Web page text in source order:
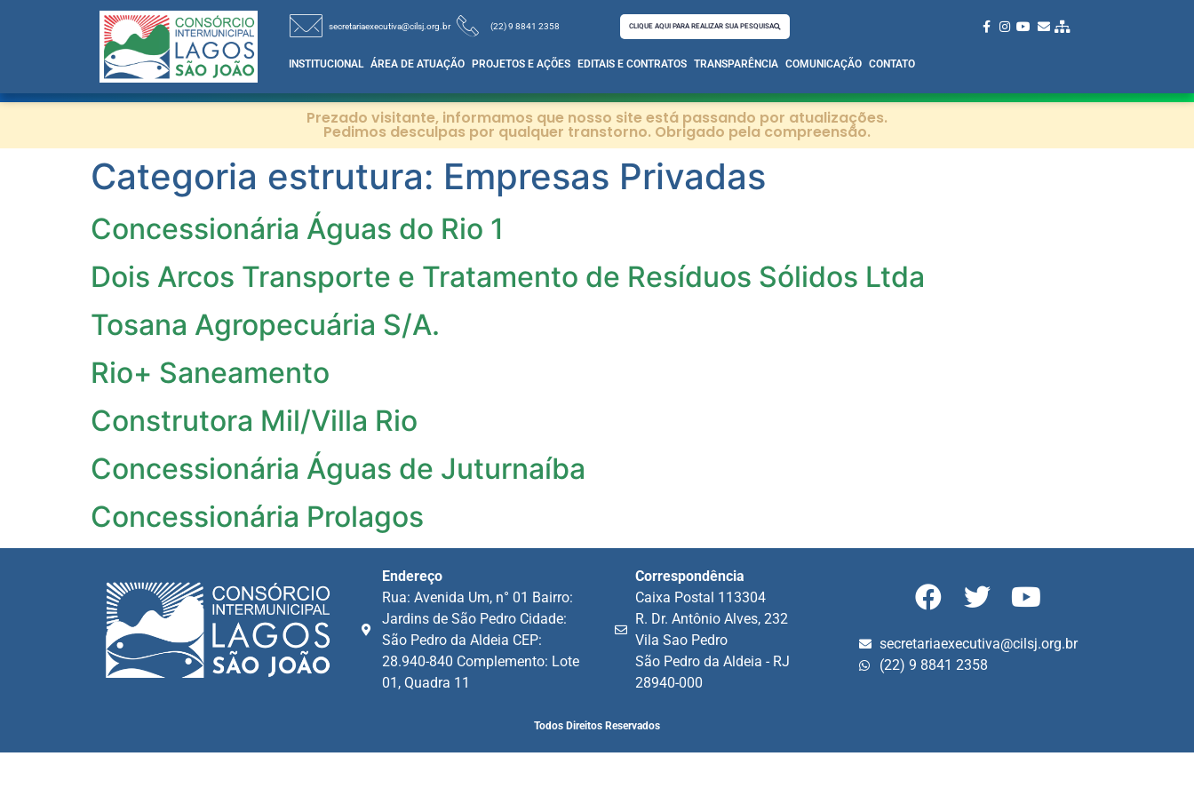
secretariaexecutiva@cilsj.org.br (22) 9 8841 2358 CLIQUE AQUI PARA REALIZAR SUA PESQUISA
INSTITUCIONAL ÁREA DE ATUAÇÃO PROJETOS E AÇÕES EDITAIS E CONTRATOS TRANSPARÊNCIA COMUNICAÇÃO CONTATO
Prezado visitante, informamos que nosso site está passando por atualizações.
Pedimos desculpas por qualquer transtorno. Obrigado pela compreensão.
Categoria estrutura: Empresas Privadas
Concessionária Águas do Rio 1
Dois Arcos Transporte e Tratamento de Resíduos Sólidos Ltda
Tosana Agropecuária S/A.
Rio+ Saneamento
Construtora Mil/Villa Rio
Concessionária Águas de Juturnaíba
Concessionária Prolagos
Endereço
Rua: Avenida Um, n° 01 Bairro:
Jardins de São Pedro Cidade:
São Pedro da Aldeia CEP:
28.940-840 Complemento: Lote
01, Quadra 11
Correspondência
Caixa Postal 113304
R. Dr. Antônio Alves, 232
Vila Sao Pedro
São Pedro da Aldeia - RJ
28940-000
secretariaexecutiva@cilsj.org.br
(22) 9 8841 2358
Todos Direitos Reservados